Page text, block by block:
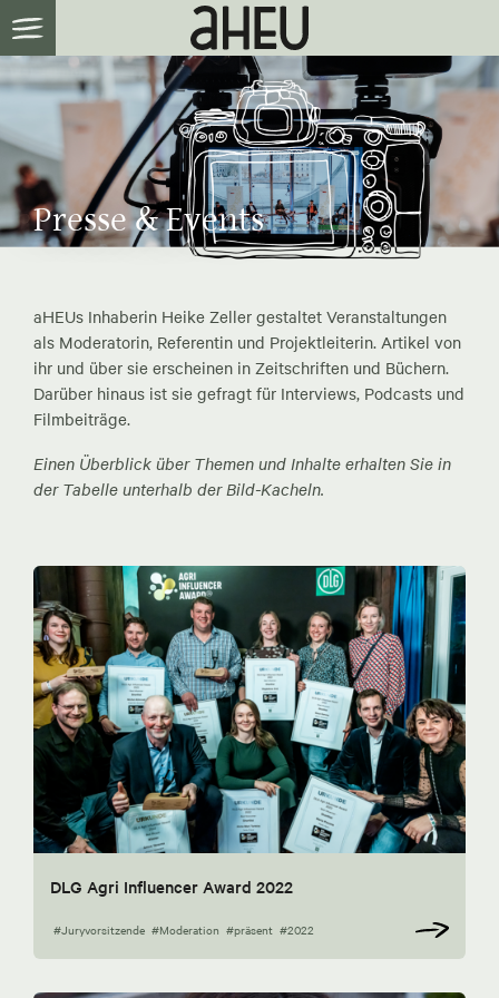
Presse & Events
aHEUs Inhaberin Heike Zeller gestaltet Veranstaltungen
als Moderatorin, Referentin und Projektleiterin. Artikel von
ihr und über sie erscheinen in Zeitschriften und Büchern.
Darüber hinaus ist sie gefragt für Interviews, Podcasts und
Filmbeiträge.
Einen Überblick über Themen und Inhalte erhalten Sie in
der Tabelle unterhalb der Bild-Kacheln.
DLG Agri Influencer Award 2022
#Juryvorsitzende #Moderation #präsent #2022